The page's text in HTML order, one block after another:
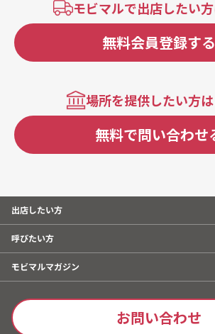
モビマルで出店したい
無料会員登録する
場所を提供したい方
無料で問い合わせ
出店したい方
呼びたい方
モビマルマガジン
お問い合わせ